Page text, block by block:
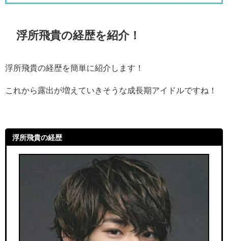
浮所飛貴の経歴を紹介！
浮所飛貴の経歴を簡単に紹介します！
これから露出が増えていきそうな成長期アイドルですね！
浮所飛貴の経歴